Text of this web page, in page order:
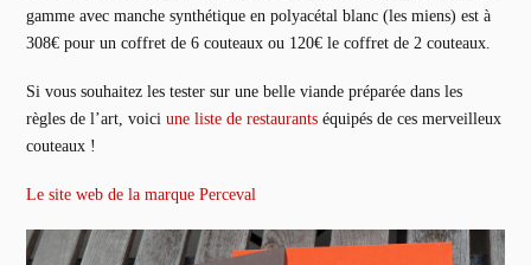
gamme avec manche synthétique en polyacétal blanc (les miens) est à
308€ pour un coffret de 6 couteaux ou 120€ le coffret de 2 couteaux.
Si vous souhaitez les tester sur une belle viande préparée dans les
règles de l’art, voiciune liste de restaurants équipés de ces merveilleux
couteaux !
Le site web de la marque Perceval